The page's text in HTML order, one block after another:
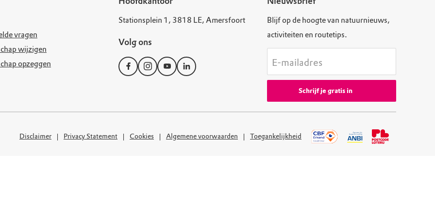
vragen
wijzigen
opzeggen
Stationsplein 1, 3818 LE, Amersfoort
Volg ons
Blijf op de hoogte van natuurnieuws,
activiteiten en routetips.
E-mailadres
Schrijf je gratis in
Disclaimer Privacy Statement Cookies Algemene voorwaarden Toegankelijkheid